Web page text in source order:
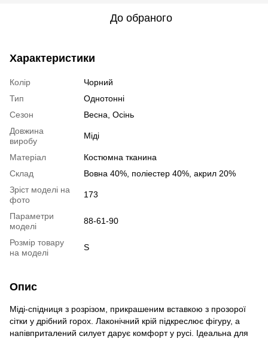
До обраного
Характеристики
Колір
Чорний
Тип
Однотонні
Сезон
Весна, Осінь
Довжина
виробу
Міді
Матеріал
Костюмна тканина
Склад
Вовна 40%, поліестер 40%, акрил 20%
Зріст моделі на
фото
173
Параметри
моделі
88-61-90
Розмір товару
на моделі
S
Опис
Міді-спідниця з розрізом, прикрашеним вставкою з прозорої
сітки у дрібний горох. Лаконічний крій підкреслює фігуру, а
напівприталений силует дарує комфорт у русі. Ідеальна для